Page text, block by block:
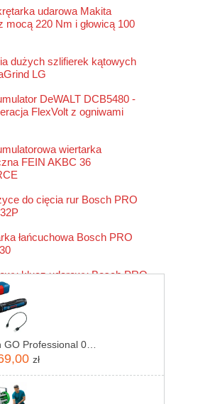
zł
udarowa Makita
mocą 220 Nm i głowicą 100
dużych szlifierek kątowych
LG
DeWALT DCB5480 -
FlexVolt z ogniwami
wiertarka
FEIN AKBC 36
do cięcia rur Bosch PRO
łańcuchowa Bosch PRO
klucz udarowy Bosch PRO